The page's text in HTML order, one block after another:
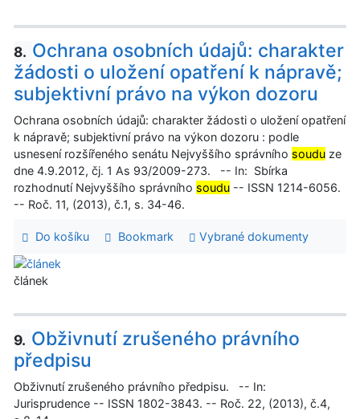
8. Ochrana osobních údajů: charakter
žádosti o uložení opatření k nápravě;
subjektivní právo na výkon dozoru
Ochrana osobních údajů: charakter žádosti o uložení opatření
k nápravě; subjektivní právo na výkon dozoru : podle
usnesení rozšířeného senátu Nejvyššího správního soudu ze
dne 4.9.2012, čj. 1 As 93/2009-273. -- In: Sbírka
rozhodnutí Nejvyššího správního soudu -- ISSN 1214-6056.
-- Roč. 11, (2013), č.1, s. 34-46.
Do košíku Bookmark Vybrané dokumenty
článek
9. Obživnutí zrušeného právního
předpisu
Obživnutí zrušeného právního předpisu. -- In:
Jurisprudence -- ISSN 1802-3843. -- Roč. 22, (2013), č.4,